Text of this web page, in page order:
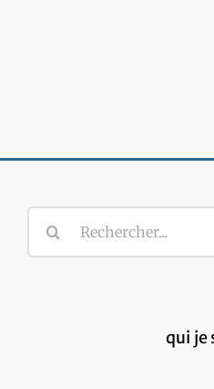
Rechercher:
qui je